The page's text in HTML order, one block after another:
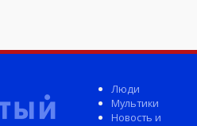
Люди
Мультики
Новость и